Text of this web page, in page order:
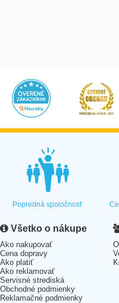
Popredná spoločnosť
Všetko o nákupe
Ako nakupovať
Cena dopravy
Ako platiť
Ako reklamovať
Servisné strediská
Obchodné podmienky
Reklamačné podmienky